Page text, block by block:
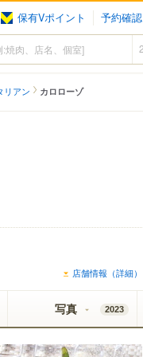
保有Vポイント 予約確認
リアン カロローゾ
店舗情報（詳細）
写真 2023